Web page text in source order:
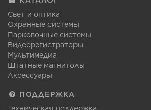
Свет и оптика
Охранные системы
Парковочные системы
Видеорегистраторы
Мультимедиа
Штатные магнитолы
Аксессуары
ПОДДЕРЖКА